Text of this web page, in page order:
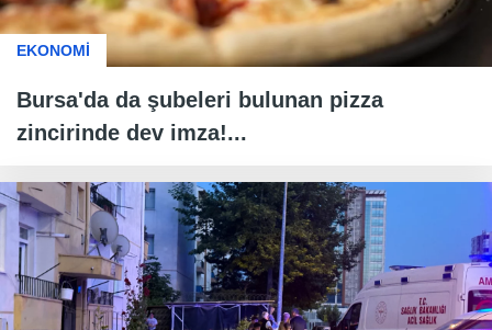
EKONOMİ
Bursa'da da şubeleri bulunan pizza
zincirinde dev imza!...